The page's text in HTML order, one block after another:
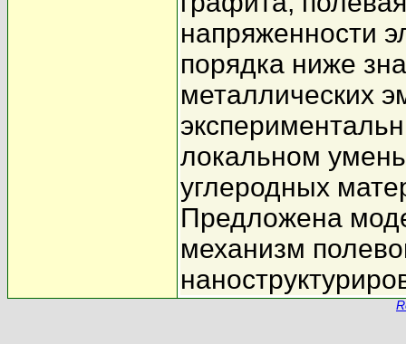
напряженности
порядка ниже
металлических
локальном
углеродных
Предложена
механизм